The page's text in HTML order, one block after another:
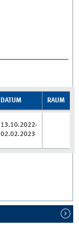
DATUM RAUM
13.10.2022-
02.02.2023